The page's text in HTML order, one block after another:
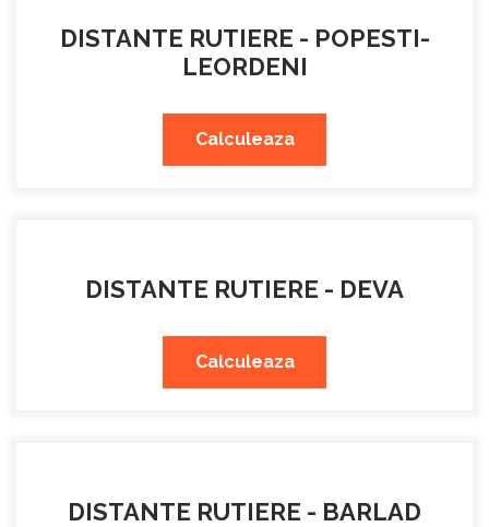
DISTANTE RUTIERE - POPESTI-
LEORDENI
Calculeaza
DISTANTE RUTIERE - DEVA
Calculeaza
DISTANTE RUTIERE - BARLAD